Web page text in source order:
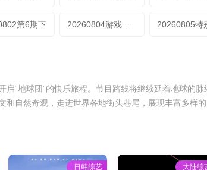
第6期下
启“地球团”的快乐旅程。节目路线将继续延着地球
自然奇观，走进世界各地街头巷尾，展现丰富多样的
日韩综艺 大陆综